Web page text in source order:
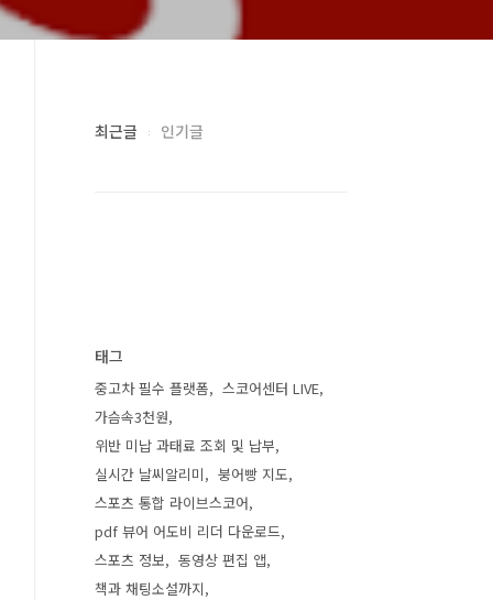
최근글 인기글
태그
중고차 필수 플랫폼
스코어센터 LIVE
가슴속3천원
위반 미납 과태료 조회 및 납부
실시간 날씨알리미
붕어빵 지도
스포츠 통합 라이브스코어
pdf 뷰어 어도비 리더 다운로드
스포츠 정보
동영상 편집 앱
책과 채팅소설까지